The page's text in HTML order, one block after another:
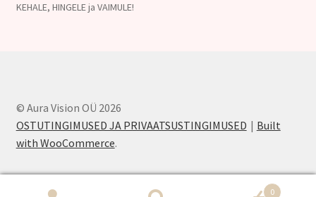
KEHALE, HINGELE ja VAIMULE!
© Aura Vision OÜ 2026
OSTUTINGIMUSED JA PRIVAATSUSTINGIMUSED
Built
with WooCommerce.
0